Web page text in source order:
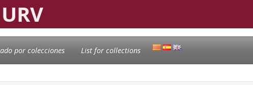
por colecciones List for collections